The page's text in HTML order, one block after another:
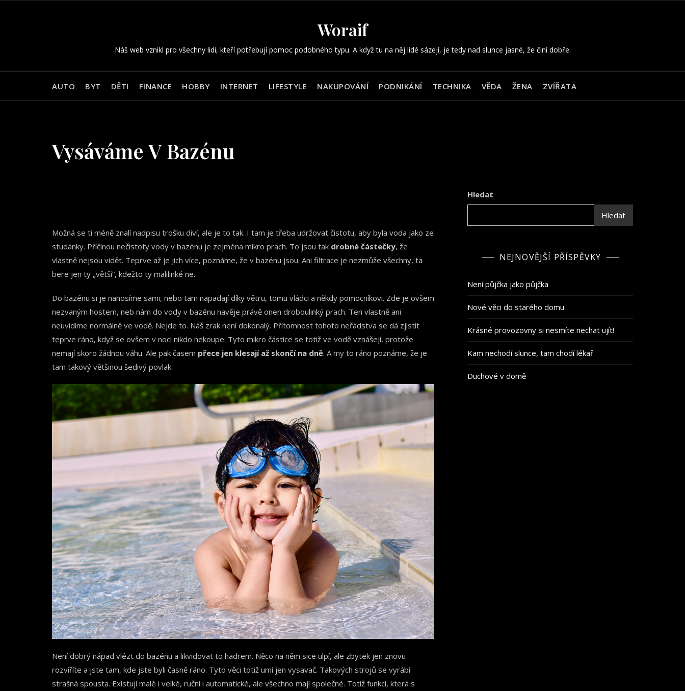
Woraif
Náš web vznikl pro všechny lidi, kteří potřebují pomoc podobného typu. A když tu na něj lidé sázejí, je tedy nad slunce jasné, že činí dobře.
AUTO BYT DĚTI FINANCE HOBBY INTERNET LIFESTYLE NAKUPOVÁNÍ PODNIKÁNÍ TECHNIKA VĚDA ŽENA ZVÍŘATA
Vysáváme V Bazénu
Možná se ti méně znalí nadpisu trošku diví, ale je to tak. I tam je třeba udržovat čistotu, aby byla voda jako ze
studánky. Příčinou nečistoty vody v bazénu je zejména mikro prach. To jsou tak drobné částečky, že
vlastně nejsou vidět. Teprve až je jich více, poznáme, že v bazénu jsou. Ani filtrace je nezmůže všechny, ta
bere jen ty „větší“, kdežto ty malilinké ne.
Do bazénu si je nanosíme sami, nebo tam napadají díky větru, tomu vládci a někdy pomocníkovi. Zde je ovšem
nezvaným hostem, neb nám do vody v bazénu navěje právě onen droboulinký prach. Ten vlastně ani
neuvidíme normálně ve vodě. Nejde to. Náš zrak není dokonalý. Přítomnost tohoto neřádstva se dá zjistit
teprve ráno, když se ovšem v noci nikdo nekoupe. Tyto mikro částice se totiž ve vodě vznášejí, protože
nemají skoro žádnou váhu. Ale pak časem přece jen klesají až skončí na dně. A my to ráno poznáme, že je
tam takový většinou šedivý povlak.
Není dobrý nápad vlézt do bazénu a likvidovat to hadrem. Něco na něm sice ulpí, ale zbytek jen znovu
rozvíříte a jste tam, kde jste byli časně ráno. Tyto věci totiž umí jen vysavač. Takových strojů se vyrábí
strašná spousta. Existují malé i velké, ruční i automatické, ale všechno mají společné. Totiž funkci, která s
Hledat
Hledat
NEJNOVĚJŠÍ PŘÍSPĚVKY
Není půjčka jako půjčka
Nové věci do starého domu
Krásné provozovny si nesmíte nechat ujít!
Kam nechodí slunce, tam chodí lékař
Duchové v domě